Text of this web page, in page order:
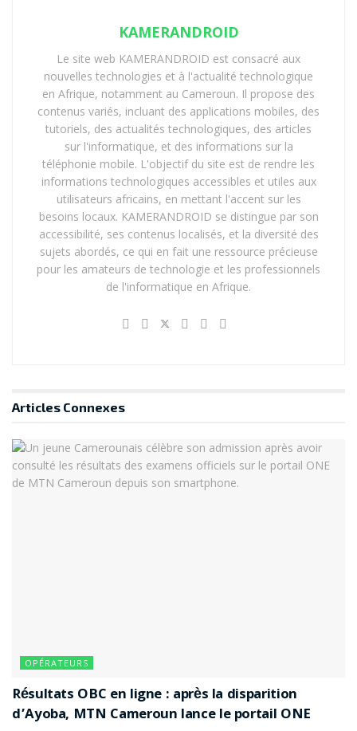
KAMERANDROID
Le site web KAMERANDROID est consacré aux
nouvelles technologies et à l'actualité technologique
en Afrique, notamment au Cameroun. Il propose des
contenus variés, incluant des applications mobiles, des
tutoriels, des actualités technologiques, des articles
sur l'informatique, et des informations sur la
téléphonie mobile. L'objectif du site est de rendre les
informations technologiques accessibles et utiles aux
utilisateurs africains, en mettant l'accent sur les
besoins locaux. KAMERANDROID se distingue par son
accessibilité, ses contenus localisés, et la diversité des
sujets abordés, ce qui en fait une ressource précieuse
pour les amateurs de technologie et les professionnels
de l'informatique en Afrique.
Articles Connexes
OPÉRATEURS
Résultats OBC en ligne : après la disparition
d’Ayoba, MTN Cameroun lance le portail ONE